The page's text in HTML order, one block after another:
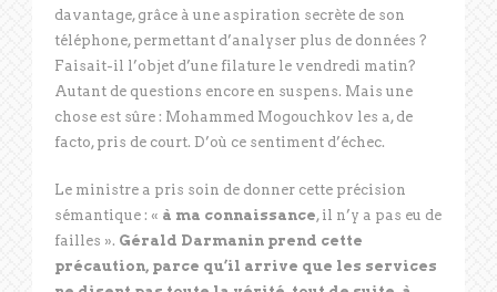
davantage, grâce à une aspiration secrète de son
téléphone, permettant d’analyser plus de données ?
Faisait-il l’objet d’une filature le vendredi matin?
Autant de questions encore en suspens. Mais une
chose est sûre : Mohammed Mogouchkov les a, de
facto, pris de court. D’où ce sentiment d’échec.
Le ministre a pris soin de donner cette précision
sémantique : « à ma connaissance, il n’y a pas eu de
failles ». Gérald Darmanin prend cette
précaution, parce qu’il arrive que les services